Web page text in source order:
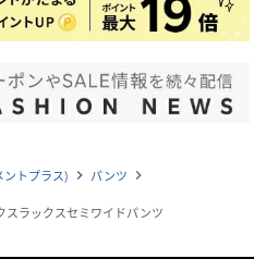
トプラス) navigate_next パンツ navigate_next
スラックスセミワイドパンツ